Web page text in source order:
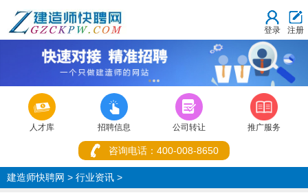
登录 注册
123

人才库

招聘信息

公司转让 推广服务
咨询电话：400-008-8650
建造师快聘网 > 行业资讯 >